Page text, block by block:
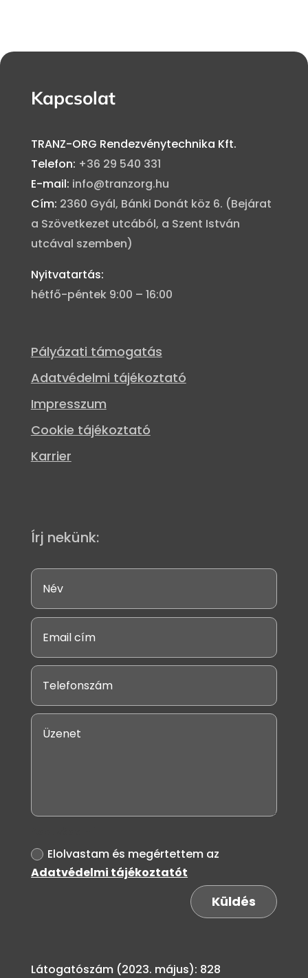
Kapcsolat
TRANZ-ORG Rendezvénytechnika Kft.
Telefon: +36 29 540 331
E-mail: info@tranzorg.hu
Cím: 2360 Gyál, Bánki Donát köz 6. (Bejárat
a Szövetkezet utcából, a Szent István
utcával szemben)
Nyitvatartás:
hétfő-péntek 9:00 – 16:00
Pályázati támogatás
Adatvédelmi tájékoztató
Impresszum
Cookie tájékoztató
Karrier
Írj nekünk:
Elolvastam és megértettem az
Adatvédelmi tájékoztatót
Küldés
Látogatószám (2023. május): 828